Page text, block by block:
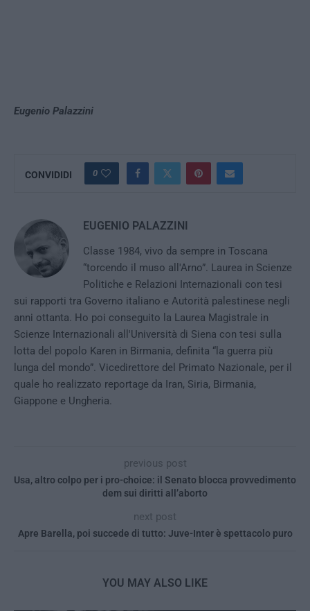
Eugenio Palazzini
CONVIDIDI 0
EUGENIO PALAZZINI
Classe 1984, vivo da sempre in Toscana
“torcendo il muso all'Arno”. Laurea in Scienze
Politiche e Relazioni Internazionali con tesi
sui rapporti tra Governo italiano e Autorità palestinese negli
anni ottanta. Ho poi conseguito la Laurea Magistrale in
Scienze Internazionali all'Università di Siena con tesi sulla
lotta del popolo Karen in Birmania, definita “la guerra più
lunga del mondo”. Vicedirettore del Primato Nazionale, per il
quale ho realizzato reportage da Iran, Siria, Birmania,
Giappone e Ungheria.
previous post
Usa, altro colpo per i pro-choice: il Senato blocca provvedimento
dem sui diritti all’aborto
next post
Apre Barella, poi succede di tutto: Juve-Inter è spettacolo puro
YOU MAY ALSO LIKE